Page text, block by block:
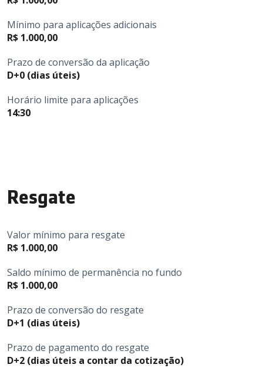
Mínimo para aplicações adicionais
R$ 1.000,00
Prazo de conversão da aplicação
D+0 (dias úteis)
Horário limite para aplicações
14:30
Resgate
Valor mínimo para resgate
R$ 1.000,00
Saldo mínimo de permanência no fundo
R$ 1.000,00
Prazo de conversão do resgate
D+1 (dias úteis)
Prazo de pagamento do resgate
D+2 (dias úteis a contar da cotização)